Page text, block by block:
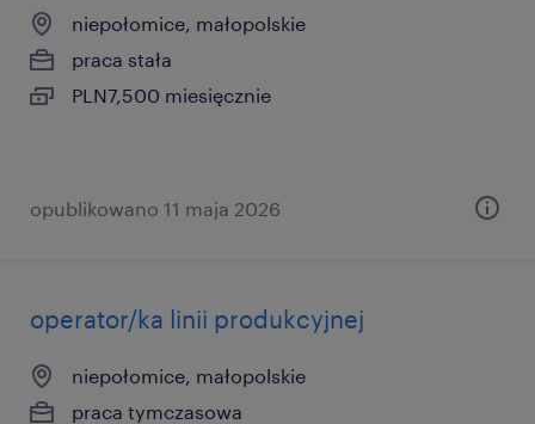
niepołomice, małopolskie
praca stała
PLN7,500 miesięcznie
opublikowano 11 maja 2026
operator/ka linii produkcyjnej
niepołomice, małopolskie
praca tymczasowa